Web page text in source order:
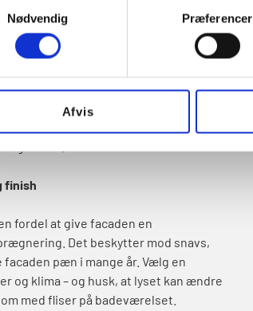
Nødvendig
Præferencer
Afvis
men de har enorm betydning for
fuger holder vand og frost ude,
varmetab. Når du får renoveret
skal udskiftes eller blot
husets udtryk markant – vælg en
finish
fordel at give facaden en
Det beskytter mod snavs,
pæn i mange år. Vælg en
og klima – og husk, at lyset kan ændre
med fliser på badeværelset.